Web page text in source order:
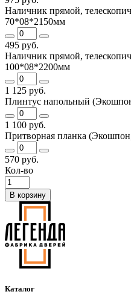
Наличник прямой,
70*08*2150мм
495 руб.
Наличник прямой,
100*08*2200мм
1 125 руб.
Плинтус напольный
1 100 руб.
Притворная планка
570 руб.
Кол-во
В корзину
Каталог